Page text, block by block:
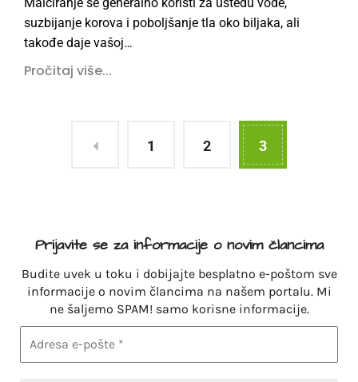
suzbijanje korova i pobolјšanje tla oko bilјaka, ali
takođe daje vašoj…
Pročitaj više...
1 2 3
Prijavite se za informacije o novim člancima
Budite uvek u toku i dobijajte besplatno e-poštom sve
informacije o novim člancima na našem portalu. Mi
ne šaljemo SPAM! samo korisne informacije.